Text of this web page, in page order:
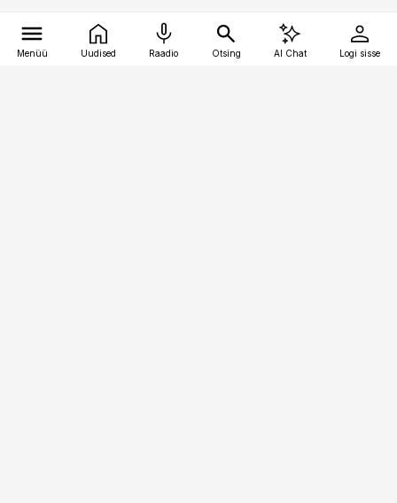
Menüü Uudised Raadio Otsing AI Chat Logi sisse